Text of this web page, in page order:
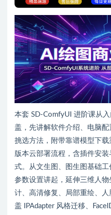
本套 SD-ComfyUI 进阶课从
盖，先讲解软件介绍、电脑
挑选方法，附带靠谱模型下
版本云部署流程，含插件安
式。从文生图、图生图基础
参数设置讲起，延伸三维人
计、高清修复、局部重绘、
盖 IPAdapter 风格迁移、